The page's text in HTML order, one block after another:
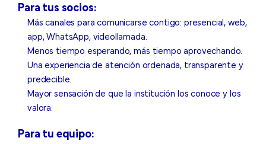
Para tus socios:
Más canales para comunicarse contigo: presencial, web,
app, WhatsApp, videollamada.
Menos tiempo esperando, más tiempo aprovechando.
Una experiencia de atención ordenada, transparente y
predecible.
Mayor sensación de que la institución los conoce y los
valora.
Para tu equipo: